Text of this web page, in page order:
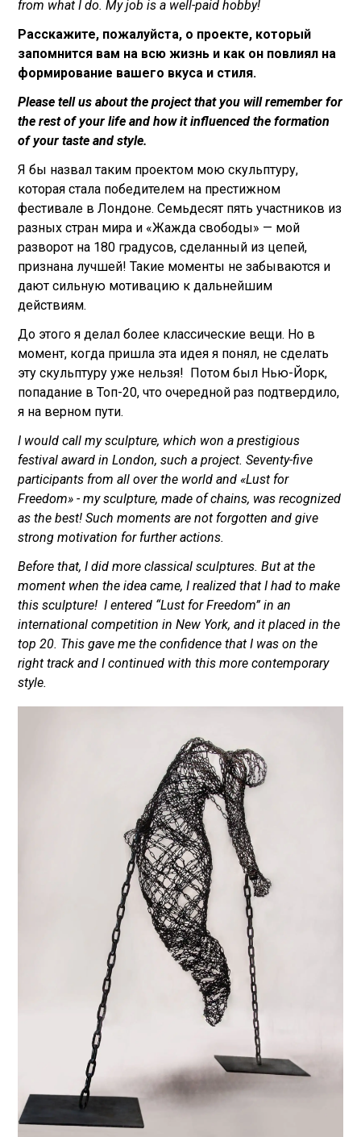
from what I do. My job is a well-paid hobby!
Расскажите, пожалуйста, о проекте, который
запомнится вам на всю жизнь и как он повлиял на
формирование вашего вкуса и стиля.
Please tell us about the project that you will remember for
the rest of your life and how it influenced the formation
of your taste and style.
Я бы назвал таким проектом мою скульптуру,
которая стала победителем на престижном
фестивале в Лондоне. Семьдесят пять участников из
разных стран мира и «‎Жажда свободы» — мой
разворот на 180 градусов, сделанный из цепей,
признана лучшей! Такие моменты не забываются и
дают сильную мотивацию к дальнейшим
действиям.
До этого я делал более классические вещи. Но в
момент, когда пришла эта идея я понял, не сделать
эту скульптуру уже нельзя! Потом был Нью-Йорк,
попадание в Топ-20, что очередной раз подтвердило,
я на верном пути.
I would call my sculpture, which won a prestigious
festival award in London, such a project. Seventy-five
participants from all over the world and «‎Lust for
Freedom» - my sculpture, made of chains, was recognized
as the best! Such moments are not forgotten and give
strong motivation for further actions.
Before that, I did more classical sculptures. But at the
moment when the idea came, I realized that I had to make
this sculpture! I entered “Lust for Freedom” in an
international competition in New York, and it placed in the
top 20. This gave me the confidence that I was on the
right track and I continued with this more contemporary
style.